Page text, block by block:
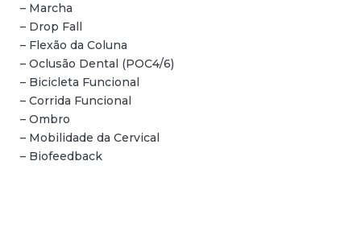
– Marcha
– Drop Fall
– Flexão da Coluna
– Oclusão Dental (POC4/6)
– Bicicleta Funcional
– Corrida Funcional
– Ombro
– Mobilidade da Cervical
– Biofeedback